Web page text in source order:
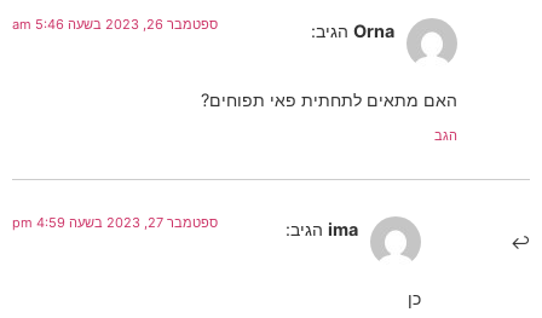
Orna הגיב: ספטמבר 26, 2023 בשעה 5:46 am
האם מתאים לתחתית פאי תפוחים?
הגב
ima הגיב: ספטמבר 27, 2023 בשעה 4:59 pm
כן